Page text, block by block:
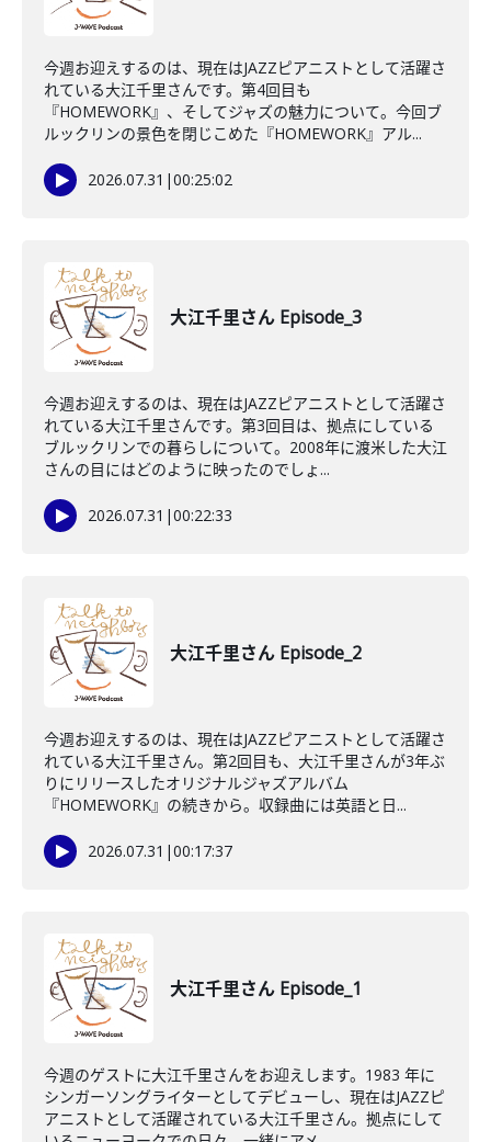
今週お迎えするのは、現在はJAZZピアニストとして活躍さ
れている大江千里さんです。第4回目も
『HOMEWORK』、そしてジャズの魅力について。今回ブ
ルックリンの景色を閉じこめた『HOMEWORK』アル...
2026.07.31 |00:25:02
大江千里さん Episode_3
今週お迎えするのは、現在はJAZZピアニストとして活躍さ
れている大江千里さんです。第3回目は、拠点にしている
ブルックリンでの暮らしについて。2008年に渡米した大江
さんの目にはどのように映ったのでしょ...
2026.07.31 |00:22:33
大江千里さん Episode_2
今週お迎えするのは、現在はJAZZピアニストとして活躍さ
れている大江千里さん。第2回目も、大江千里さんが3年ぶ
りにリリースしたオリジナルジャズアルバム
『HOMEWORK』の続きから。収録曲には英語と日...
2026.07.31 |00:17:37
大江千里さん Episode_1
今週のゲストに大江千里さんをお迎えします。1983 年に
シンガーソングライターとしてデビューし、現在はJAZZピ
アニストとして活躍されている大江千里さん。拠点にして